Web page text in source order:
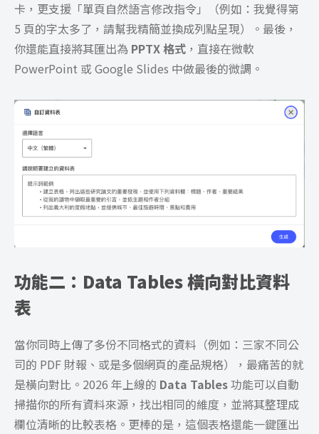
卡，更支援「單頁自然語言修改指令」（例如：我覺得第
5 頁的字太多了，請幫我精簡並換成列點呈現）。最後，
你還能直接將其匯出為 PPTX 格式 ，直接在微軟
PowerPoint 或 Google Slides 中做最後的微調。
功能二：Data Tables 橫向對比資料
表
當你同時上傳了多份不同格式的資料（例如：三家不同公
司的 PDF 財報、或是多個網頁的產品規格），最痛苦的就
是橫向對比。2026 年上線的 Data Tables功能可以自動
掃描你的所有資料來源，找出相同的維度，並將其整理成
欄位清晰的比較表格。更棒的是，這個表格還能一鍵匯出